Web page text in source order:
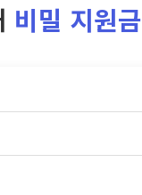
비밀 지원금